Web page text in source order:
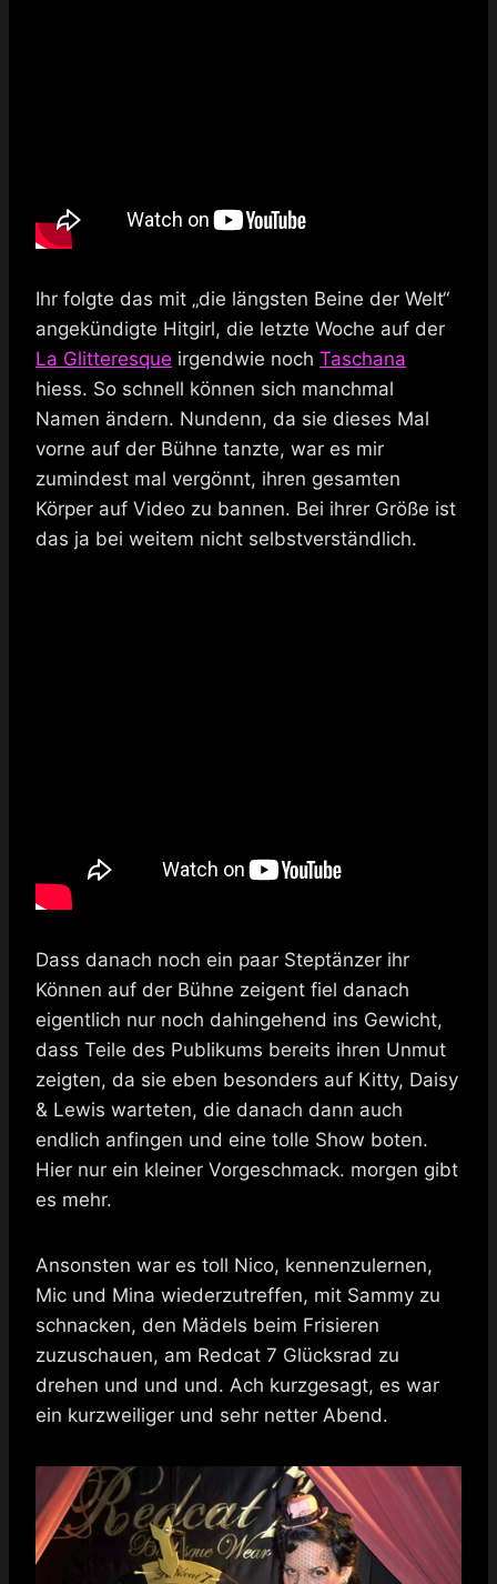
Ihr folgte das mit „die längsten Beine der Welt“
angekündigte Hitgirl, die letzte Woche auf der
La Glitteresque irgendwie noch Taschana
hiess. So schnell können sich manchmal
Namen ändern. Nundenn, da sie dieses Mal
vorne auf der Bühne tanzte, war es mir
zumindest mal vergönnt, ihren gesamten
Körper auf Video zu bannen. Bei ihrer Größe ist
das ja bei weitem nicht selbstverständlich.
Dass danach noch ein paar Steptänzer ihr
Können auf der Bühne zeigent fiel danach
eigentlich nur noch dahingehend ins Gewicht,
dass Teile des Publikums bereits ihren Unmut
zeigten, da sie eben besonders auf Kitty, Daisy
& Lewis warteten, die danach dann auch
endlich anfingen und eine tolle Show boten.
Hier nur ein kleiner Vorgeschmack. morgen gibt
es mehr.
Ansonsten war es toll Nico, kennenzulernen,
Mic und Mina wiederzutreffen, mit Sammy zu
schnacken, den Mädels beim Frisieren
zuzuschauen, am Redcat 7 Glücksrad zu
drehen und und und. Ach kurzgesagt, es war
ein kurzweiliger und sehr netter Abend.